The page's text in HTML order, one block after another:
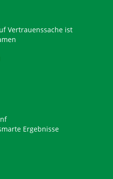
Vertrauenssache ist
Ergebnisse